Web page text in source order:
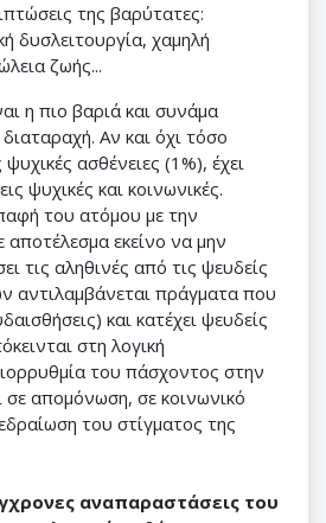
της βαρύτατες:
δυσλειτουργία, χαμηλή
ζωής...
η πιο βαριά και συνάμα
διαταραχή. Αν και όχι τόσο
ασθένειες (1%), έχει
ψυχικές και κοινωνικές.
του ατόμου με την
αποτέλεσμα εκείνο να μην
τις αληθινές από τις ψευδείς
αντιλαμβάνεται πράγματα που
και κατέχει ψευδείς
στη λογική
του πάσχοντος στην
σε απομόνωση, σε κοινωνικό
του στίγματος της
αναπαραστάσεις του